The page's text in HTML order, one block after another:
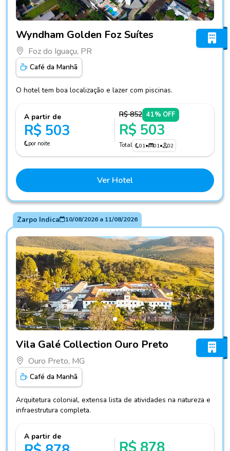
Wyndham Golden Foz Suítes
Foz do Iguaçu, PR
Café da Manhã
O hotel tem boa localização e lazer com piscinas.
A partir de
R$ 503
por noite
R$ 852 41% OFF
R$ 503
Total 01• 01• 02
Ver Hotel
Zarpo Indica 10/08/2026a 11/08/2026
Vila Galé Collection Ouro Preto
Ouro Preto, MG
Café da Manhã
Arquitetura colonial, extensa lista de atividades na natureza e
infraestrutura completa.
A partir de